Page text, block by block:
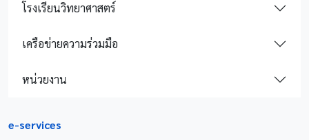
โรงเรียนวิทยาศาสตร์
เครือข่ายความร่วมมือ
หน่วยงาน
e-services